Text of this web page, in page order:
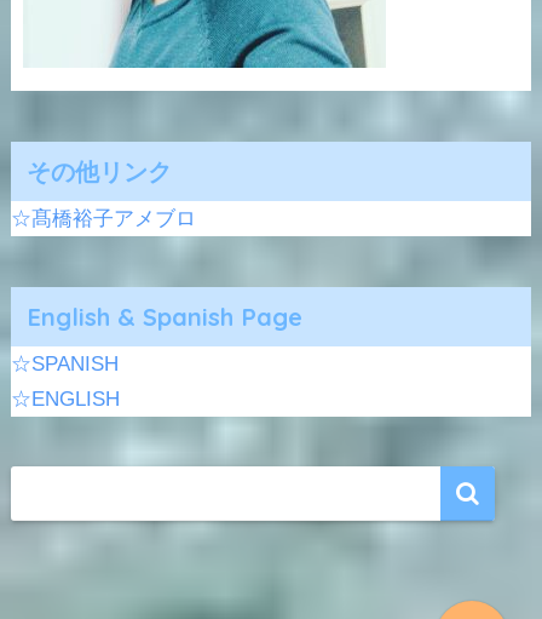
その他リンク
☆髙橋裕子アメブロ
English & Spanish Page
☆SPANISH
☆ENGLISH